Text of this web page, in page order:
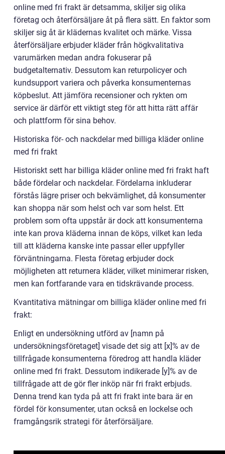
online med fri frakt är detsamma, skiljer sig olika
företag och återförsäljare åt på flera sätt. En faktor som
skiljer sig åt är klädernas kvalitet och märke. Vissa
återförsäljare erbjuder kläder från högkvalitativa
varumärken medan andra fokuserar på
budgetalternativ. Dessutom kan returpolicyer och
kundsupport variera och påverka konsumenternas
köpbeslut. Att jämföra recensioner och rykten om
service är därför ett viktigt steg för att hitta rätt affär
och plattform för sina behov.
Historiska för- och nackdelar med billiga kläder online
med fri frakt
Historiskt sett har billiga kläder online med fri frakt haft
både fördelar och nackdelar. Fördelarna inkluderar
förstås lägre priser och bekvämlighet, då konsumenter
kan shoppa när som helst och var som helst. Ett
problem som ofta uppstår är dock att konsumenterna
inte kan prova kläderna innan de köps, vilket kan leda
till att kläderna kanske inte passar eller uppfyller
förväntningarna. Flesta företag erbjuder dock
möjligheten att returnera kläder, vilket minimerar risken,
men kan fortfarande vara en tidskrävande process.
Kvantitativa mätningar om billiga kläder online med fri
frakt:
Enligt en undersökning utförd av [namn på
undersökningsföretaget] visade det sig att [x]% av de
tillfrågade konsumenterna föredrog att handla kläder
online med fri frakt. Dessutom indikerade [y]% av de
tillfrågade att de gör fler inköp när fri frakt erbjuds.
Denna trend kan tyda på att fri frakt inte bara är en
fördel för konsumenter, utan också en lockelse och
framgångsrik strategi för återförsäljare.